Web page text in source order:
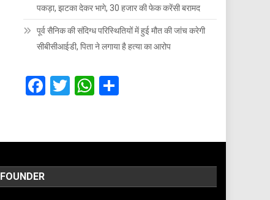
पकड़ा, झटका देकर भागे, 30 हजार की फेक करेंसी बरामद
पूर्व सैनिक की संदिग्ध परिस्थितियों में हुई मौत की जांच करेगी
सीबीसीआईडी, पिता ने लगाया है हत्या का आरोप
Facebook
TwitterWhatsApp
FOUNDER